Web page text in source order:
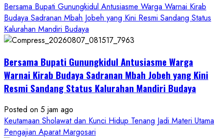
Bersama Bupati Gunungkidul Antusiasme Warga Warnai Kirab
Budaya Sadranan Mbah Jobeh yang Kini Resmi Sandang Status
Kalurahan Mandiri Budaya
Bersama Bupati Gunungkidul Antusiasme Warga
Warnai Kirab Budaya Sadranan Mbah Jobeh yang Kini
Resmi Sandang Status Kalurahan Mandiri Budaya
Posted on 5 jam ago
Keutamaan Sholawat dan Kunci Hidup Tenang Jadi Materi Utama
Pengajian Aparat Margosari